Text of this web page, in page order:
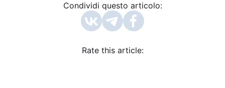
Condividi questo articolo:
Rate this article: